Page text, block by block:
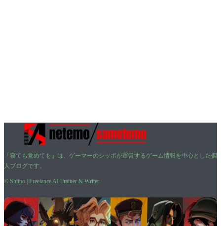
「寝ても覚めても」は、ゲーマーのシッポが運営するゲーム情報を中心とした個
人ブログです。
© Shiipo | Freelance AI Trainer & Writer